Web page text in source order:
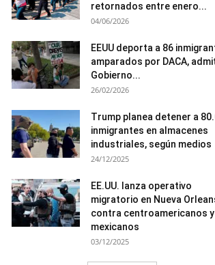
retornados entre enero...
04/06/2026
EEUU deporta a 86
amparados por DACA,
Gobierno...
26/02/2026
Trump planea detener a
inmigrantes en almacenes
industriales, según medios
24/12/2025
EE.UU. lanza operativo
migratorio en Nueva
contra centroamericanos y
mexicanos
03/12/2025